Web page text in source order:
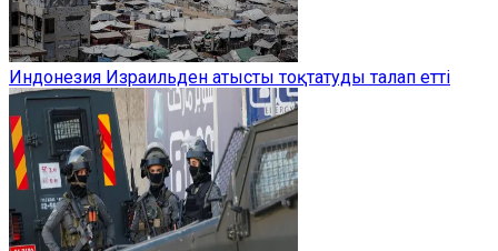
Индонезия Израильден атысты тоқтатуды талап етті